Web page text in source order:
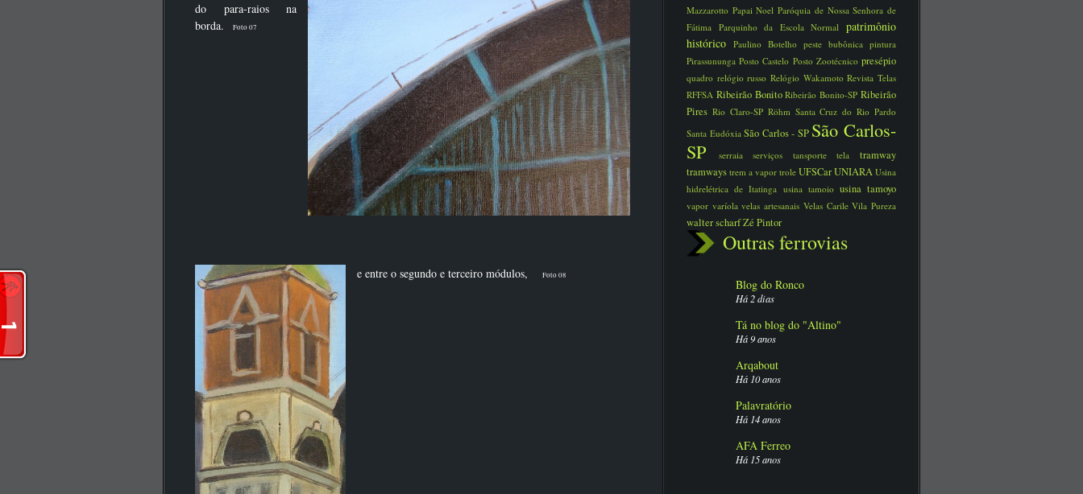
do para-raios na
borda.
Foto 07
e entre o segundo e terceiro módulos, Foto 08
Mazzarotto Papai NoelParóquia de Nossa Senhora de
Fátima Parquinho da Escola Normalpatrimônio
histórico Paulino Botelho peste bubônica pintura
PirassunungaPosto Castelo Posto Zootécnicopresépio
quadro relógio russoRelógio WakamotoRevista Telas
RFFSA Ribeirão BonitoRibeirão Bonito-SPRibeirão
Pires Rio Claro-SP Röhm Santa Cruz do Rio Pardo
Santa EudóxiaSão Carlos - SP São Carlos-
SP
serraiaserviços tansportetelatramway
tramways trem a vapor trole UFSCarUNIARA Usina
hidrelétrica de Itatinga usina tamoio usina tamoyo
vapor varíolavelas artesanais Velas CarileVila Pureza
walter scharfZé Pintor
Outras ferrovias
Blog do Ronco
Há 2 dias
Tá no blog do "Altino"
Há 9 anos
Arqabout
Há 10 anos
Palavratório
Há 14 anos
AFA Ferreo
Há 15 anos